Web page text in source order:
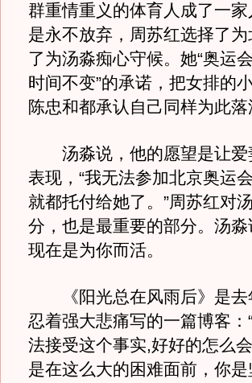
群重情重义的体育人成了一
是永不放弃，周苏红选择了
了为汤淼痴心守候。她“奥运
时间不变”的承诺，把女排的
陈忠和都承认自己同样为此落
汤淼说，他的愿望是让爱
表现，“我无法参加北京奥运
就都托付给她了。”周苏红对
分，也是最重要的部分。汤
现在是为你而活。
《阳光总在风雨后》是去
忍着强大悲痛写的一篇博客
法接受这个事实,好好的怎么
是在这么大的困难面前，你